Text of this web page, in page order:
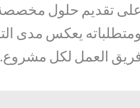
على تقديم حلول مخصصة
ومتطلباته يعكس مدى
العمل لكل مشروع.